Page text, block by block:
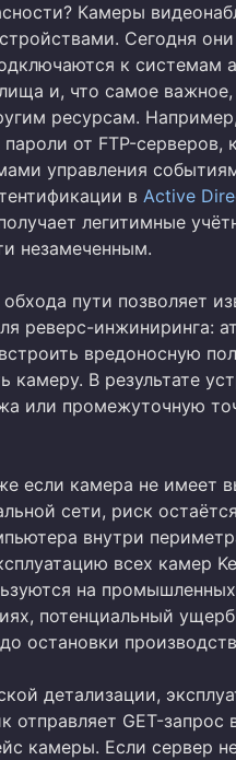
Камеры
Сегодня
к системам
и, что самое
ресурсам.
от FTP-серверов,
управления
в Active
легитимные
незамеченным.
пути позволяет
реверс-инжиниринга:
вредоносную
камеру. В результате
или промежуточную
если камера не имеет
сети, риск
внутри
всех камер
на
потенциальный
остановки
детализации,
GET-запрос
камеры. Если сервер